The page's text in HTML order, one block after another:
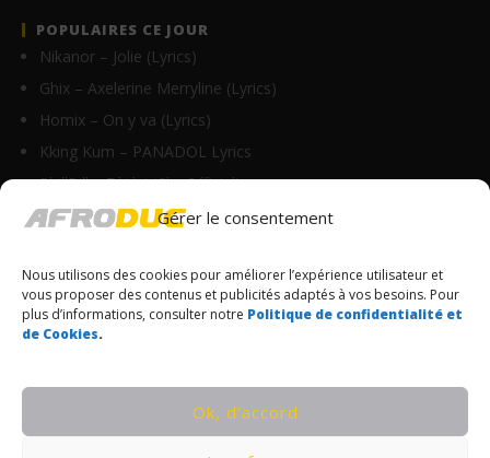
Gérer le consentement
Nous utilisons des cookies pour améliorer l’expérience utilisateur et
vous proposer des contenus et publicités adaptés à vos besoins. Pour
plus d’informations, consulter notre Politique de confidentialité et
de Cookies.
Ok, d’accord
POPULAIRES CE JOUR
Nikanor – Jolie (Lyrics)
Ghix – Axelerine Merryline (Lyrics)
Homix – On y va (Lyrics)
Kking Kum – PANADOL Lyrics
PhillBill – Tètèri (Clip Officiel)
Ameka Zrai – Adriano (Lyrics + English…
Biographie de Didi B : âge, origine, carrière, Kiff…
Anitta – Respira (Lyrics & Traduction)
Anitta ft. Alexandre Carlo – Abre Caminho (Lyrics…
© Copyrights Afroduc | Tous droits réservés